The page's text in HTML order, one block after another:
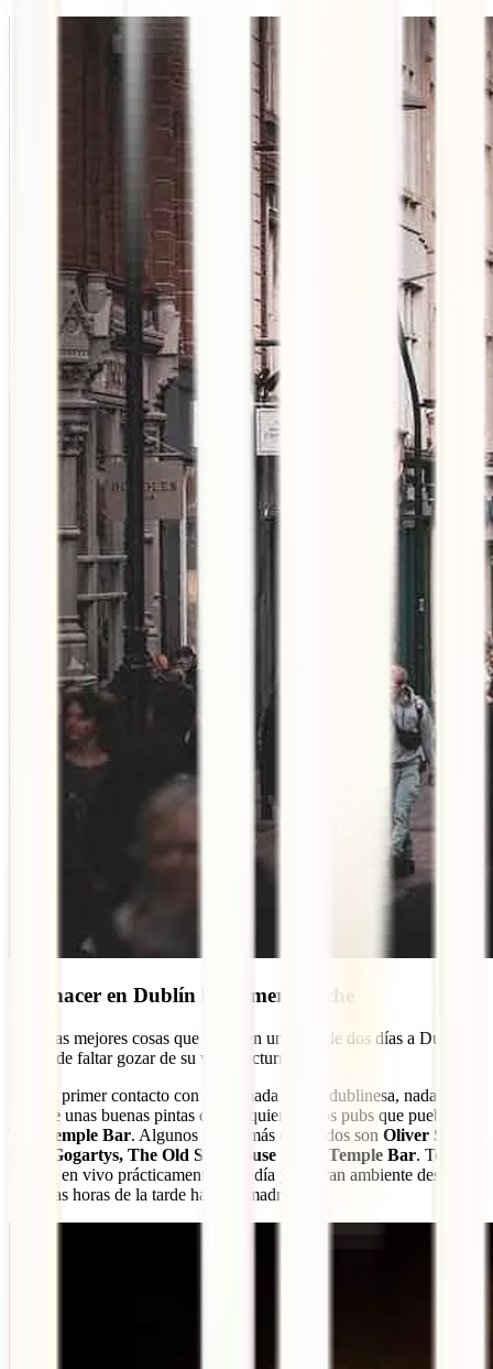
Qué hacer en Dublín la primera noche
Entre las mejores cosas que hacer en un viaje de dos días a Dublín
no puede faltar gozar de su vida nocturna.
Para tu primer contacto con la animada noche dublinesa, nada como
tomarte unas buenas pintas en cualquiera de los pubs que pueblan
The Temple Bar. Algunos de los más conocidos son Oliver St.
John Gogartys, The Old Storehouse y The Temple Bar. Tendrás
música en vivo prácticamente cada día y un gran ambiente desde las
primeras horas de la tarde hasta la madrugada.